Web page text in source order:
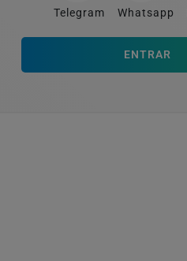
Telegram Whatsapp
ENTRAR